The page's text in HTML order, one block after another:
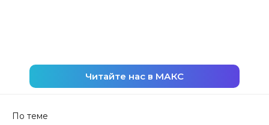
Читайте нас в МАКС
По теме